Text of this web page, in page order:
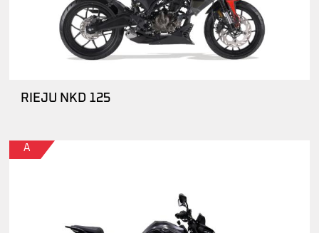
RIEJU NKD 125
A